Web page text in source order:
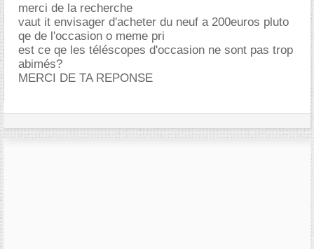
merci de la recherche
vaut it envisager d'acheter du neuf a 200euros pluto
qe de l'occasion o meme pri
est ce qe les téléscopes d'occasion ne sont pas trop
abimés?
MERCI DE TA REPONSE